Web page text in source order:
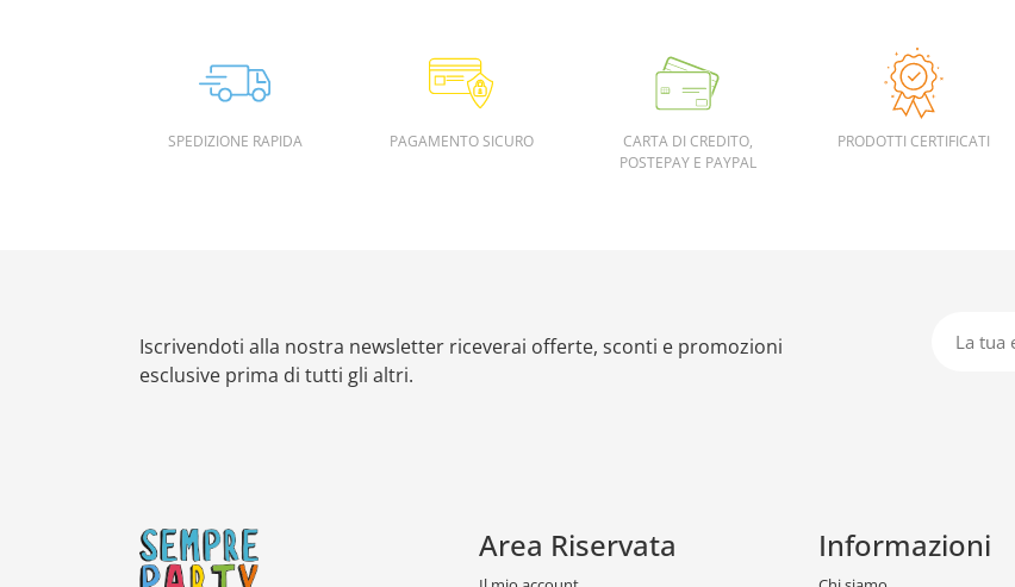
SPEDIZIONE RAPIDA PAGAMENTO SICURO
CARTA DI CREDITO,
POSTEPAY E PAYPAL
PRODOTTI CERTIFICATI
Iscrivendoti alla nostra newsletter riceverai offerte, sconti e promozioni
esclusive prima di tutti gli altri.
Area Riservata Informazioni